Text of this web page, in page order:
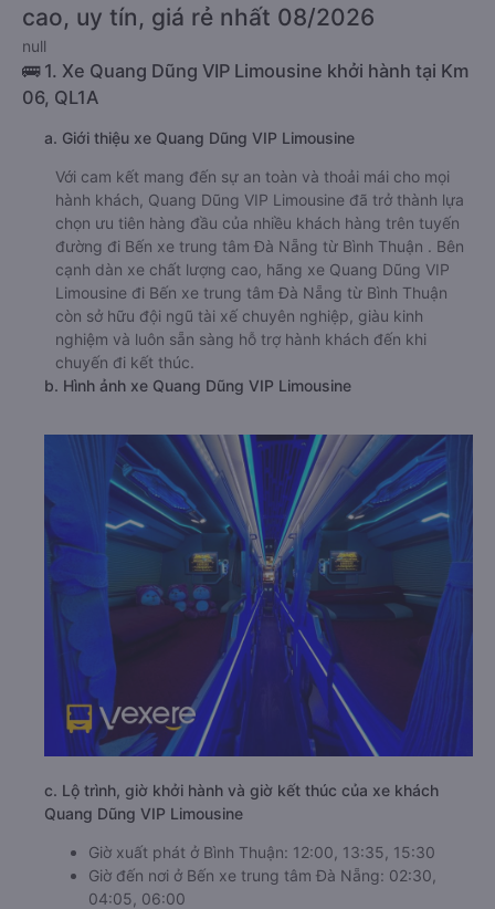
cao, uy tín, giá rẻ nhất 08/2026
null
🚌 1. Xe Quang Dũng VIP Limousine khởi hành tại Km
06, QL1A
a. Giới thiệu xe Quang Dũng VIP Limousine
Với cam kết mang đến sự an toàn và thoải mái cho mọi
hành khách, Quang Dũng VIP Limousine đã trở thành lựa
chọn ưu tiên hàng đầu của nhiều khách hàng trên tuyến
đường đi Bến xe trung tâm Đà Nẵng từ Bình Thuận . Bên
cạnh dàn xe chất lượng cao, hãng xe Quang Dũng VIP
Limousine đi Bến xe trung tâm Đà Nẵng từ Bình Thuận
còn sở hữu đội ngũ tài xế chuyên nghiệp, giàu kinh
nghiệm và luôn sẵn sàng hỗ trợ hành khách đến khi
chuyến đi kết thúc.
b. Hình ảnh xe Quang Dũng VIP Limousine
c. Lộ trình, giờ khởi hành và giờ kết thúc của xe khách
Quang Dũng VIP Limousine
Giờ xuất phát ở Bình Thuận: 12:00, 13:35, 15:30
Giờ đến nơi ở Bến xe trung tâm Đà Nẵng: 02:30,
04:05, 06:00